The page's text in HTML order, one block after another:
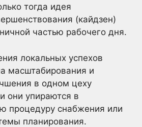
тогда идея
(кайдзен)
частью рабочего дня.
локальных успехов
масштабирования и
в одном цеху
они упираются в
процедуру снабжения или
планирования.